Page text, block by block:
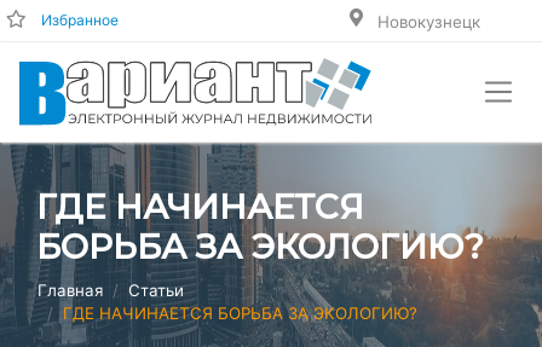
Избранное Новокузнецк
ГДЕ НАЧИНАЕТСЯ
БОРЬБА ЗА ЭКОЛОГИЮ?
Главная
Статьи
ГДЕ НАЧИНАЕТСЯ БОРЬБА ЗА ЭКОЛОГИЮ?